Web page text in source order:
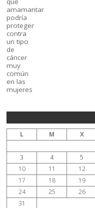
L M X
3
4 5
10
11 12
17
18 19
24
25 26
31